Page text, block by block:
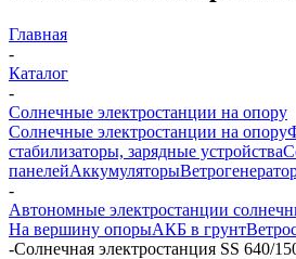
Главная
-
Каталог
-
Солнечные электростанции на опору
Солнечные электростанции на опору
стабилизаторы, зарядные устройства
панелейАккумуляторы
-
Автономные электростанции
На вершину опорыАКБ в грунт
-Солнечная электростанция SS 640/